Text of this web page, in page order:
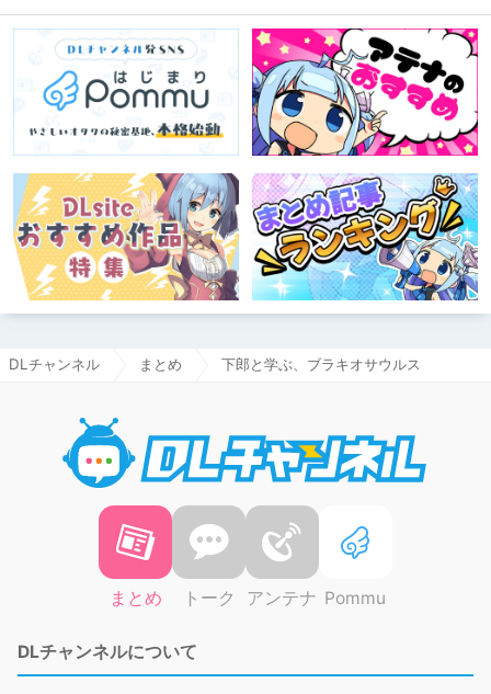
DLチャンネル まとめ 下郎と学ぶ、ブラキオサウルス
まとめ トーク アンテナ Pommu
DLチャンネルについて